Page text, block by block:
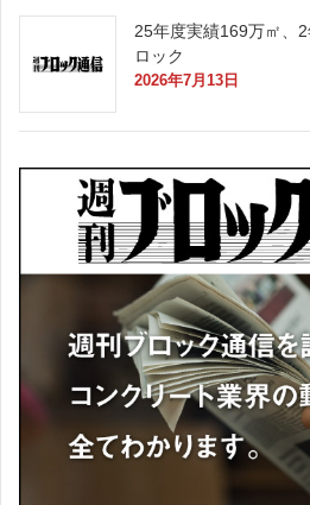
25年度実績169万㎡
ロック
2026年7月13日